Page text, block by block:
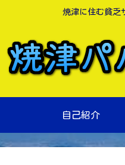
焼津に住む貧乏
自己紹介